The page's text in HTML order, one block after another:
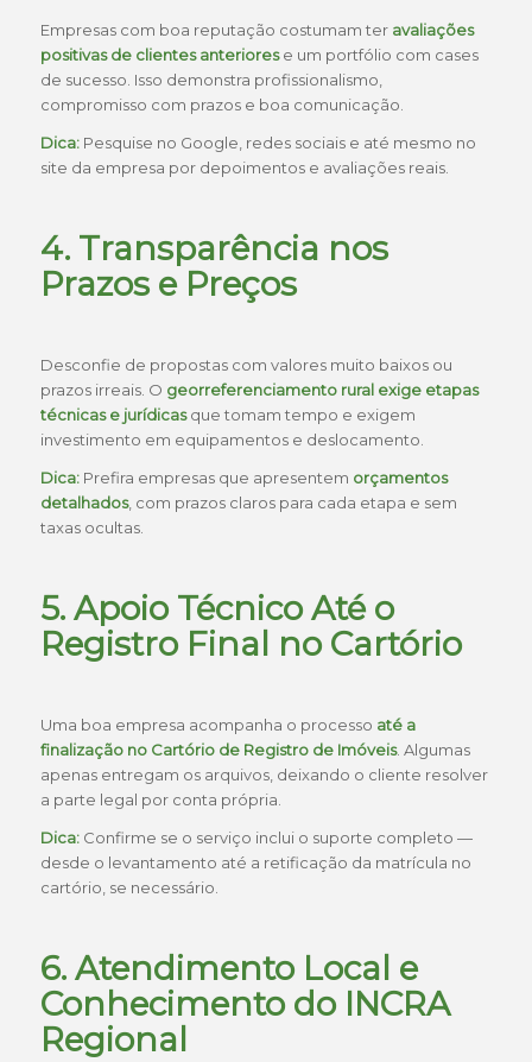
Empresas com boa reputação costumam ter avaliações
positivas de clientes anteriorese um portfólio com cases
de sucesso. Isso demonstra profissionalismo,
compromisso com prazos e boa comunicação.
Dica:Pesquise no Google, redes sociais e até mesmo no
site da empresa por depoimentos e avaliações reais.
4. Transparência nos
Prazos e Preços
Desconfie de propostas com valores muito baixos ou
prazos irreais. O georreferenciamento rural exige etapas
técnicas e jurídicasque tomam tempo e exigem
investimento em equipamentos e deslocamento.
Dica:Prefira empresas que apresentem orçamentos
detalhados, com prazos claros para cada etapa e sem
taxas ocultas.
5. Apoio Técnico Até o
Registro Final no Cartório
Uma boa empresa acompanha o processo até a
finalização no Cartório de Registro de Imóveis. Algumas
apenas entregam os arquivos, deixando o cliente resolver
a parte legal por conta própria.
Dica:Confirme se o serviço inclui o suporte completo —
desde o levantamento até a retificação da matrícula no
cartório, se necessário.
6. Atendimento Local e
Conhecimento do INCRA
Regional